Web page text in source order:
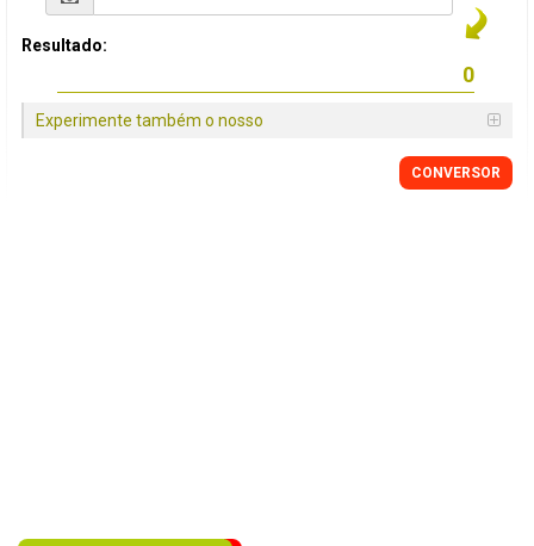
Resultado:
Experimente também o nosso
CONVERSOR